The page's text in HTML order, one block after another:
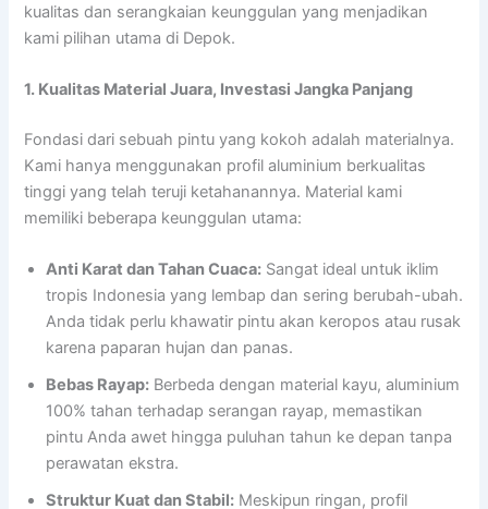
kualitas dan serangkaian keunggulan yang menjadikan
kami pilihan utama di Depok.
1. Kualitas Material Juara, Investasi Jangka Panjang
Fondasi dari sebuah pintu yang kokoh adalah materialnya.
Kami hanya menggunakan profil aluminium berkualitas
tinggi yang telah teruji ketahanannya. Material kami
memiliki beberapa keunggulan utama:
Anti Karat dan Tahan Cuaca: Sangat ideal untuk iklim
tropis Indonesia yang lembap dan sering berubah-ubah.
Anda tidak perlu khawatir pintu akan keropos atau rusak
karena paparan hujan dan panas.
Bebas Rayap: Berbeda dengan material kayu, aluminium
100% tahan terhadap serangan rayap, memastikan
pintu Anda awet hingga puluhan tahun ke depan tanpa
perawatan ekstra.
Struktur Kuat dan Stabil: Meskipun ringan, profil